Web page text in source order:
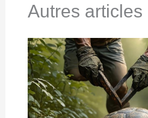
Autres articles